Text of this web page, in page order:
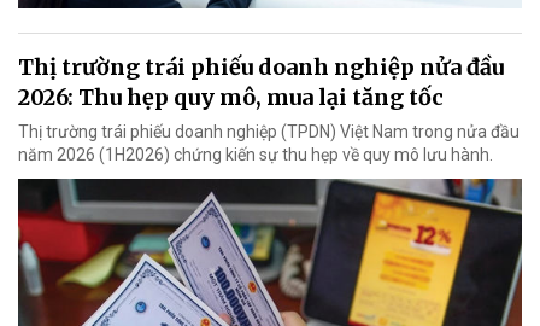
Thị trường trái phiếu doanh nghiệp nửa đầu
2026: Thu hẹp quy mô, mua lại tăng tốc
Thị trường trái phiếu doanh nghiệp (TPDN) Việt Nam trong nửa đầu
năm 2026 (1H2026) chứng kiến sự thu hẹp về quy mô lưu hành.